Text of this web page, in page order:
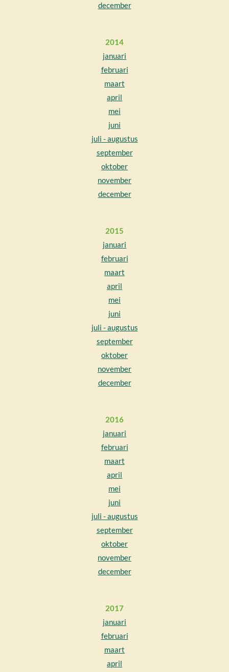
december
2014
januari
februari
maart
april
mei
juni
juli - augustus
september
oktober
november
december
2015
januari
februari
maart
april
mei
juni
juli - augustus
september
oktober
november
december
2016
januari
februari
maart
april
mei
juni
juli - augustus
september
oktober
november
december
2017
januari
februari
maart
april